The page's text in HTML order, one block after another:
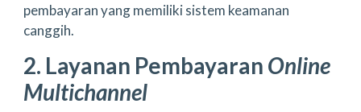
pembayaran yang memiliki sistem keamanan
canggih.
2. Layanan Pembayaran Online
Multichannel